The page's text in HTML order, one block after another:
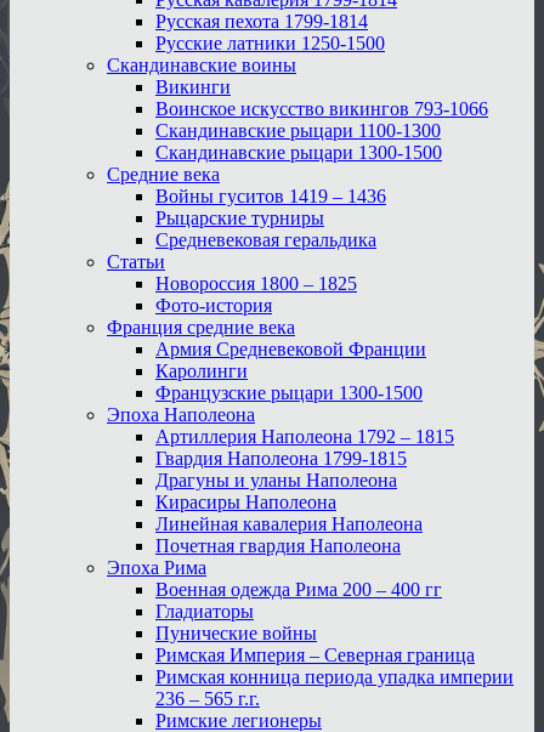
Русская пехота 1799-1814
Русские латники 1250-1500
Скандинавские воины
Викинги
Воинское искусство викингов 793-1066
Скандинавские рыцари 1100-1300
Скандинавские рыцари 1300-1500
Средние века
Войны гуситов 1419 – 1436
Рыцарские турниры
Средневековая геральдика
Статьи
Новороссия 1800 – 1825
Фото-история
Франция средние века
Армия Средневековой Франции
Каролинги
Французские рыцари 1300-1500
Эпоха Наполеона
Артиллерия Наполеона 1792 – 1815
Гвардия Наполеона 1799-1815
Драгуны и уланы Наполеона
Кирасиры Наполеона
Линейная кавалерия Наполеона
Почетная гвардия Наполеона
Эпоха Рима
Военная одежда Рима 200 – 400 гг
Гладиаторы
Пунические войны
Римская Империя – Северная граница
Римская конница периода упадка империи
236 – 565 г.г.
Римские легионеры